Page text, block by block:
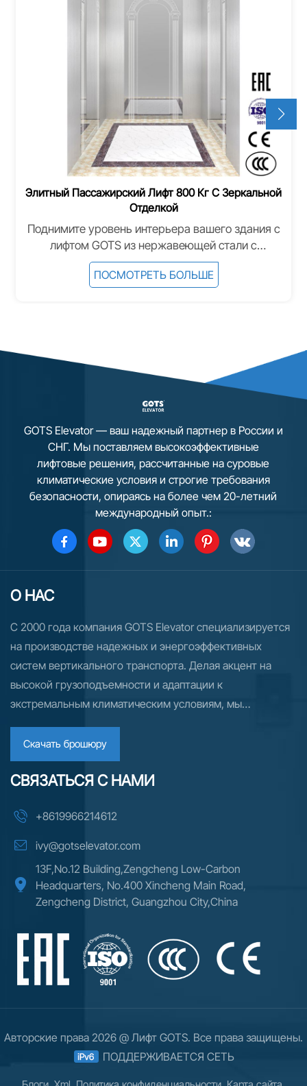
Элитный Пассажирский Лифт 800 Кг С Зеркальной
Отделкой
Поднимите уровень интерьера вашего здания с
лифтом GOTS из нержавеющей стали с
зеркальной отделкой. Сочетая солидную
грузоподъемность 800 кг и высокую скорость
элегантности. 1. Премиальная зеркальная
отделка 2. Передовая технология привода
(VVVF) 3. Энергоэффективность и экологичность
4. Компактная и гибкая конструкция (MRL/MR) 5.
Комплексная система безопасности 6.
Интеллектуальная система управления
ПОСМОТРЕТЬ БОЛЬШЕ
GOTS Elevator — ваш надежный партнер в России и
СНГ. Мы поставляем высокоэффективные
лифтовые решения, рассчитанные на суровые
климатические условия и строгие требования
безопасности, опираясь на более чем 20-летний
международный опыт.:
О НАС
С 2000 года компания GOTS Elevator специализируется
на производстве надежных и энергоэффективных
систем вертикального транспорта. Делая акцент на
высокой грузоподъемности и адаптации к
экстремальным климатическим условиям, мы
и эскалаторов более чем в 70 стран. Для рынков России
и СНГ мы предлагаем комплексную техническую
поддержку, гибкие варианты финансирования и
реализацию проектов — от проектирования до
монтажа.
Скачать брошюру
СВЯЗАТЬСЯ С НАМИ
+8619966214612
ivy@gotselevator.com
13F,No.12 Building,Zengcheng Low-Carbon
Headquarters, No.400 Xincheng Main Road,
Zengcheng District, Guangzhou City,China
Авторские права 2026 @ Лифт GOTS. Все права защищены.
ПОДДЕРЖИВАЕТСЯ СЕТЬ